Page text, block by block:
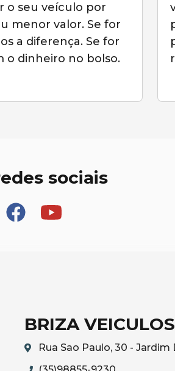
o seu veículo por
menor valor. Se for
a diferença. Se for
o dinheiro no bolso.
sociais
BRIZA VEICULOS
Rua Sao Paulo, 30 -